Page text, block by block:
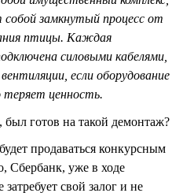
замкнутый процесс от
птицы. Каждая
силовыми кабелями,
если оборудование
ценность.
был готов на такой демонтаж?
продаваться конкурсным
Сбербанк, уже в ходе
свой залог и не